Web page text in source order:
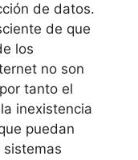
de datos.
de que
los
no son
tanto el
inexistencia
puedan